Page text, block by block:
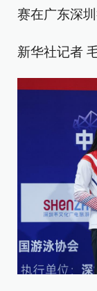
赛在广东深圳
新华社记者